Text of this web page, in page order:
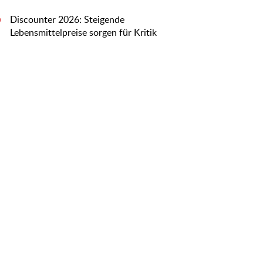
Discounter 2026: Steigende
Lebensmittelpreise sorgen für Kritik